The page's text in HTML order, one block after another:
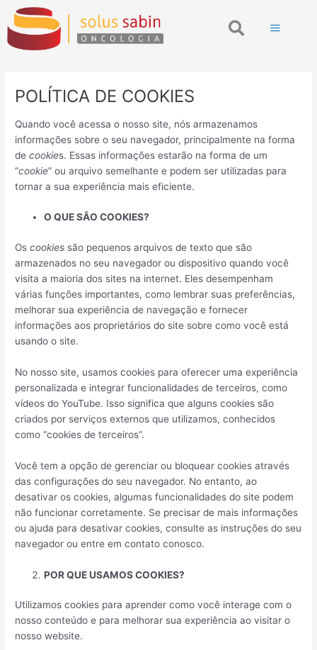
para
conteúdo
Search
POLÍTICA DE COOKIES
Quando você acessa o nosso site, nós armazenamos
informações sobre o seu navegador, principalmente na forma
decookies. Essas informações estarão na forma de um
“cookie” ou arquivo semelhante e podem ser utilizadas para
tornar a sua experiência mais eficiente.
O QUE SÃO COOKIES?
Oscookies são pequenos arquivos de texto que são
armazenados no seu navegador ou dispositivo quando você
visita a maioria dos sites na internet. Eles desempenham
várias funções importantes, como lembrar suas preferências,
melhorar sua experiência de navegação e fornecer
informações aos proprietários do site sobre como você está
usando o site.
No nosso site, usamos cookies para oferecer uma experiência
personalizada e integrar funcionalidades de terceiros, como
vídeos do YouTube. Isso significa que alguns cookies são
criados por serviços externos que utilizamos, conhecidos
como “cookies de terceiros”.
Você tem a opção de gerenciar ou bloquear cookies através
das configurações do seu navegador. No entanto, ao
desativar os cookies, algumas funcionalidades do site podem
não funcionar corretamente. Se precisar de mais informações
ou ajuda para desativar cookies, consulte as instruções do seu
navegador ou entre em contato conosco.
POR QUE USAMOS COOKIES?
Utilizamos cookies para aprender como você interage com o
nosso conteúdo e para melhorar sua experiência ao visitar o
nosso website.